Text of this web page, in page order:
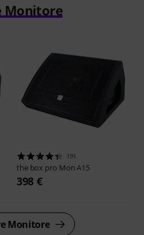
Monitore
191
the box pro Mon A15
398 €
Monitore